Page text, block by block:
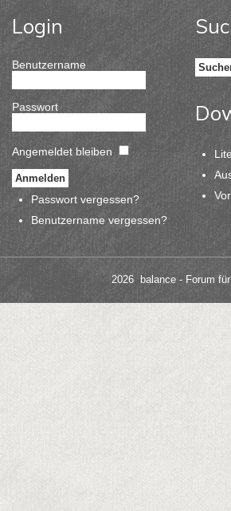
Login
Benutzername
Passwort
Angemeldet bleiben
Passwort vergessen?
Benutzername vergessen?
2026 balance - Forum